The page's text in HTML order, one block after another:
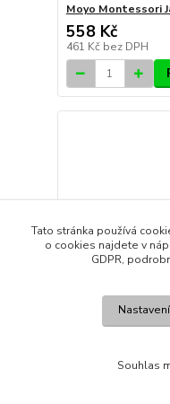
Moyo Montessori
558 Kč
461 Kč bez DPH
Tato stránka používá
o cookies najdete v
GDPR,
Nastavení
Souhlas